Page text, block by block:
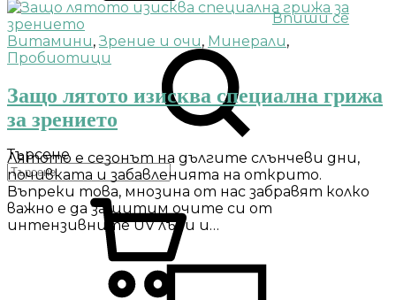
Впиши се
Търсене
Витамини,Зрение и очи, Минерали,
Пробиотици
Защо лятото изисква специална грижа
за зрението
Лятото е сезонът на дългите слънчеви дни,
почивката и забавленията на открито.
Въпреки това, мнозина от нас забравят колко
важно е да защитим очите си от
интензивните UV лъчи и…